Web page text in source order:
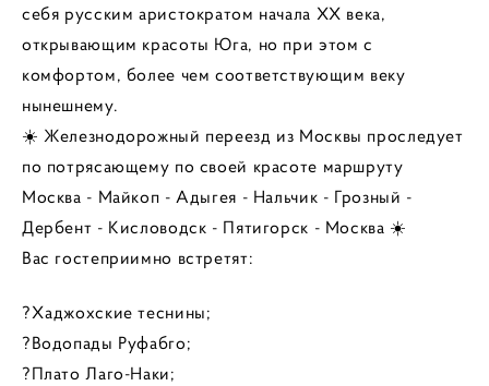
себя русским аристократом начала XX века,
открывающим красоты Юга, но при этом с
комфортом, более чем соответствующим веку
нынешнему.
☀️ Железнодорожный переезд из Москвы проследует
по потрясающему по своей красоте маршруту
Москва - Майкоп - Адыгея - Нальчик - Грозный -
Дербент - Кисловодск - Пятигорск - Москва ☀️
Вас гостеприимно встретят:
?Хаджохские теснины;
?Водопады Руфабго;
?Плато Лаго-Наки;